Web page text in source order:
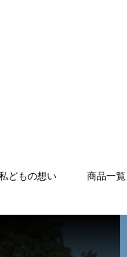
どもの想い 商品一覧